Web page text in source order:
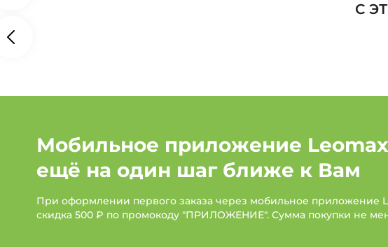
С
Мобильное приложение
ещё на один шаг ближе к Вам
При оформлении первого заказа через мобильное приложение
скидка 500 ₽ по промокоду "ПРИЛОЖЕНИЕ". Сумма покупки не